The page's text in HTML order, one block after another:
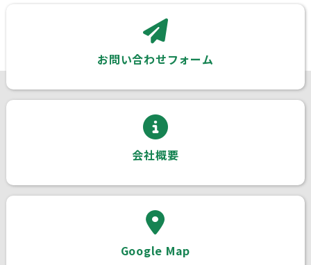
お問い合わせフォーム
会社概要
Google Map